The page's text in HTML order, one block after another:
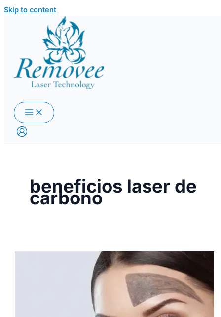
Skip to content
beneficios laser de
carbono